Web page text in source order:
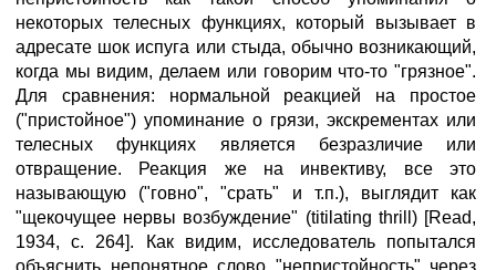
некоторых телесных функциях, который вызывает в
адресате шок испуга или стыда, обычно возникающий,
когда мы видим, делаем или говорим что-то "грязное".
Для сравнения: нормальной реакцией на простое
("пристойное") упоминание о грязи, экскрементах или
телесных функциях является безразличие или
отвращение. Реакция же на инвективу, все это
называющую ("говно", "срать" и т.п.), выглядит как
"щекочущее нервы возбуждение" (titilating thrill) [Read,
1934, c. 264]. Как видим, исследователь попытался
объяснить непонятное слово "непристойность" через